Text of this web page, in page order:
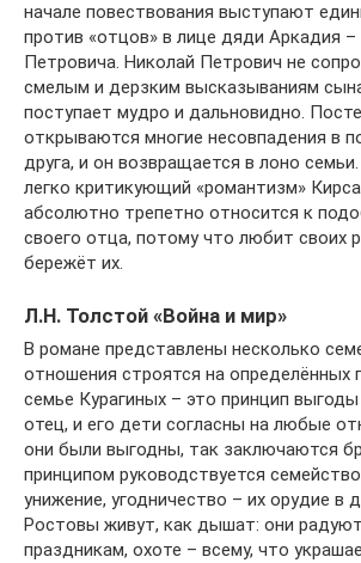
начале повествования выступают
против «отцов» в лице дяди Аркадия
Петровича. Николай Петрович не
смелым и дерзким высказываниям
поступает мудро и дальновидно.
открываются многие несовпадения в
друга, и он возвращается в лоно
легко критикующий «романтизм»
абсолютно трепетно относится к
своего отца, потому что любит своих
бережёт их.
Л.Н. Толстой «Война и мир»
В романе представлены несколько
отношения строятся на определённых
семье Курагиных – это принцип
отец, и его дети согласны на любые
они были выгодны, так заключаются
принципом руководствуется
унижение, угодничество – их орудие в
Ростовы живут, как дышат: они
праздникам, охоте – всему, что